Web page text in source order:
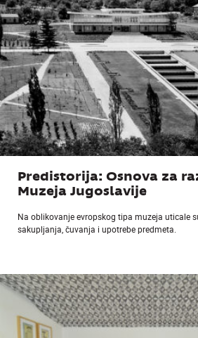
Predistorija: Osnova za
Muzeja Jugoslavije
Na oblikovanje evropskog tipa muzeja uticale
sakupljanja, čuvanja i upotrebe predmeta.